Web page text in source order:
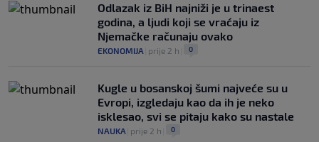
Odlazak iz BiH najniži je u trinaest
godina, a ljudi koji se vraćaju iz
Njemačke računaju ovako
EKONOMIJA prije 2 h 0
Kugle u bosanskoj šumi najveće su u
Evropi, izgledaju kao da ih je neko
isklesao, svi se pitaju kako su nastale
NAUKA prije 2 h 0